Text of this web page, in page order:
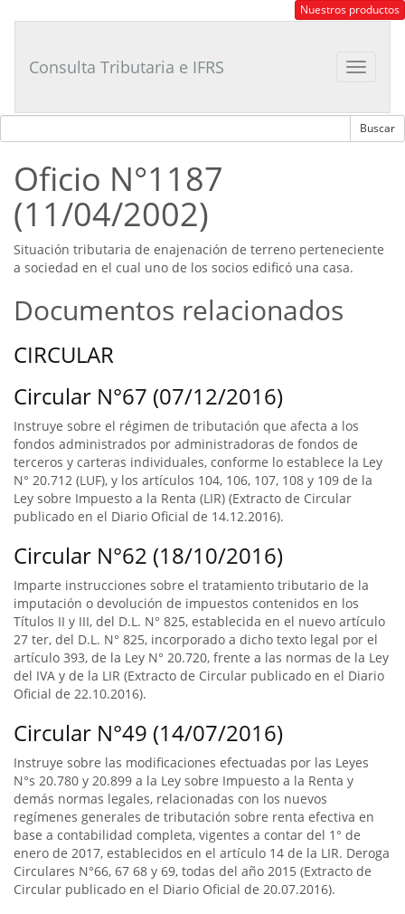
Tributario
Nuestros productos
Toggle
Consulta Tributaria e IFRS
Oficio N°1187
(11/04/2002)
Situación tributaria de enajenación de terreno perteneciente
a sociedad en el cual uno de los socios edificó una casa.
Documentos relacionados
CIRCULAR
Circular N°67 (07/12/2016)
Instruye sobre el régimen de tributación que afecta a los
fondos administrados por administradoras de fondos de
terceros y carteras individuales, conforme lo establece la Ley
N° 20.712 (LUF), y los artículos 104, 106, 107, 108 y 109 de la
Ley sobre Impuesto a la Renta (LIR) (Extracto de Circular
publicado en el Diario Oficial de 14.12.2016).
Circular N°62 (18/10/2016)
Imparte instrucciones sobre el tratamiento tributario de la
imputación o devolución de impuestos contenidos en los
Títulos II y III, del D.L. N° 825, establecida en el nuevo artículo
27 ter, del D.L. N° 825, incorporado a dicho texto legal por el
artículo 393, de la Ley N° 20.720, frente a las normas de la Ley
del IVA y de la LIR (Extracto de Circular publicado en el Diario
Oficial de 22.10.2016).
Circular N°49 (14/07/2016)
Instruye sobre las modificaciones efectuadas por las Leyes
N°s 20.780 y 20.899 a la Ley sobre Impuesto a la Renta y
demás normas legales, relacionadas con los nuevos
regímenes generales de tributación sobre renta efectiva en
base a contabilidad completa, vigentes a contar del 1° de
enero de 2017, establecidos en el artículo 14 de la LIR. Deroga
Circulares N°66, 67 68 y 69, todas del año 2015 (Extracto de
Circular publicado en el Diario Oficial de 20.07.2016).